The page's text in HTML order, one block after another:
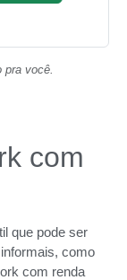
você.
com
que pode ser
como
com renda